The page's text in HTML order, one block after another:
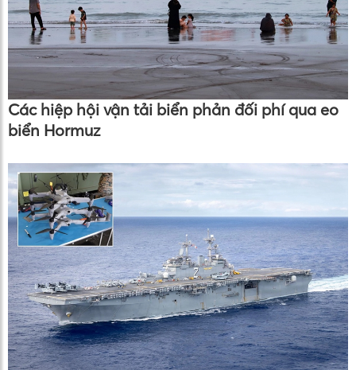
Các hiệp hội vận tải biển phản đối phí qua eo
biển Hormuz